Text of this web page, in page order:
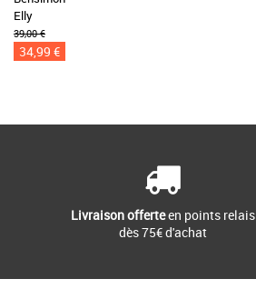
Elly
39,00 €
34,99 €
Livraison offerteen points relais
dès 75€ d'achat